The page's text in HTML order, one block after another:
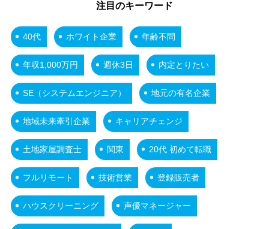
注目のキーワード
40代 ホワイト企業 年齢不問
年収1,000万円 週休3日 内定とりたい
SE（システムエンジニア） 地元の有名企業
地域未来牽引企業 キャリアチェンジ
土地家屋調査士 関東 20代 初めて転職
フルリモート 技術営業 登録販売者
ハウスクリーニング 声優マネージャー